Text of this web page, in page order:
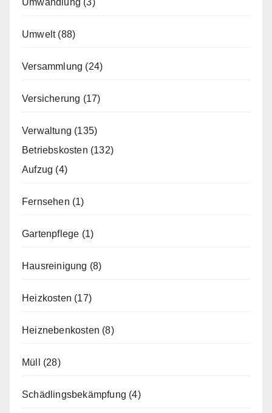
Umwandlung (3)
Umwelt(88)
Versammlung (24)
Versicherung (17)
Verwaltung (135)
Betriebskosten (132)
Aufzug (4)
Fernsehen (1)
Gartenpflege (1)
Hausreinigung (8)
Heizkosten (17)
Heiznebenkosten (8)
Müll (28)
Schädlingsbekämpfung (4)